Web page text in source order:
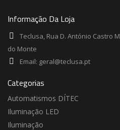
Informação Da Loja
Teclusa, Rua D. António Castro
do Monte
Email: geral@teclusa.pt
Categorias
Automatismos DÍTEC
Iluminação LED
Iluminação